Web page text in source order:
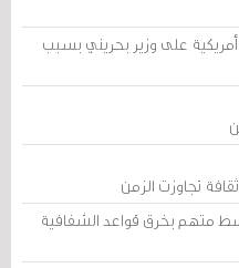
على وزير بحريني بسبب
تجاوزت الزمن
متهم بخرق قواعد الشفافية